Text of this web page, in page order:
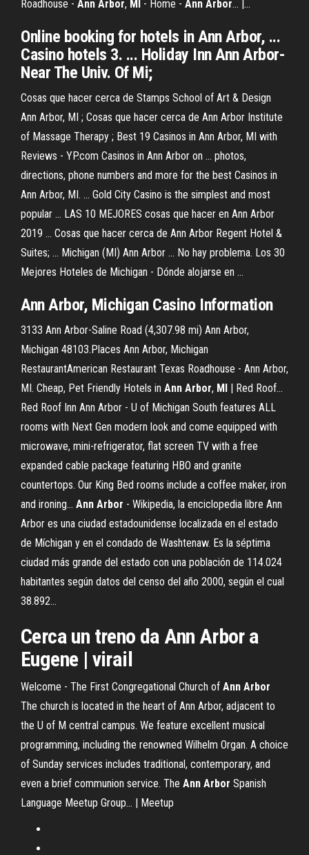
Roadhouse - Ann Arbor, MI - Home - Ann Arbor... |…
Online booking for hotels in Ann Arbor, ...
Casino hotels 3. ... Holiday Inn Ann Arbor-
Near The Univ. Of Mi;
Cosas que hacer cerca de Stamps School of Art & Design
Ann Arbor, MI ; Cosas que hacer cerca de Ann Arbor Institute
of Massage Therapy ; Best 19 Casinos in Ann Arbor, MI with
Reviews - YP.com Casinos in Ann Arbor on ... photos,
directions, phone numbers and more for the best Casinos in
Ann Arbor, MI. ... Gold City Casino is the simplest and most
popular ... LAS 10 MEJORES cosas que hacer en Ann Arbor
2019 ... Cosas que hacer cerca de Ann Arbor Regent Hotel &
Suites; ... Michigan (MI) Ann Arbor ... No hay problema. Los 30
Mejores Hoteles de Michigan - Dónde alojarse en ...
Ann Arbor, Michigan Casino Information
3133 Ann Arbor-Saline Road (4,307.98 mi) Ann Arbor,
Michigan 48103.Places Ann Arbor, Michigan
RestaurantAmerican Restaurant Texas Roadhouse - Ann Arbor,
MI. Cheap, Pet Friendly Hotels in Ann Arbor, MI | Red Roof…
Red Roof Inn Ann Arbor - U of Michigan South features ALL
rooms with Next Gen modern look and come equipped with
microwave, mini-refrigerator, flat screen TV with a free
expanded cable package featuring HBO and granite
countertops. Our King Bed rooms include a coffee maker, iron
and ironing... Ann Arbor - Wikipedia, la enciclopedia libre Ann
Arbor es una ciudad estadounidense localizada en el estado
de Míchigan y en el condado de Washtenaw. Es la séptima
ciudad más grande del estado con una población de 114.024
habitantes según datos del censo del año 2000, según el cual
38.892...
Cerca un treno da Ann Arbora
Eugene | virail
Welcome - The First Congregational Church of Ann Arbor
The church is located in the heart of Ann Arbor, adjacent to
the U of M central campus. We feature excellent musical
programming, including the renowned Wilhelm Organ. A choice
of Sunday services includes traditional, contemporary, and
even a brief communion service. The Ann Arbor Spanish
Language Meetup Group... | Meetup